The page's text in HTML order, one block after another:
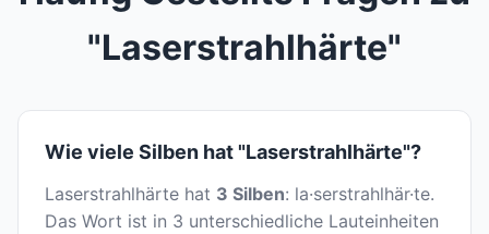
"Laserstrahlhärte"
Wie viele Silben hat "Laserstrahlhärte"?
Laserstrahlhärte hat 3 Silben: la·serstrahlhär·te.
Das Wort ist in 3 unterschiedliche Lauteinheiten